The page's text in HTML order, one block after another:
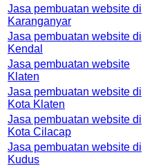
Jasa pembuatan website di
Karanganyar
Jasa pembuatan website di
Kendal
Jasa pembuatan website
Klaten
Jasa pembuatan website di
Kota Klaten
Jasa pembuatan website di
Kota Cilacap
Jasa pembuatan website di
Kudus